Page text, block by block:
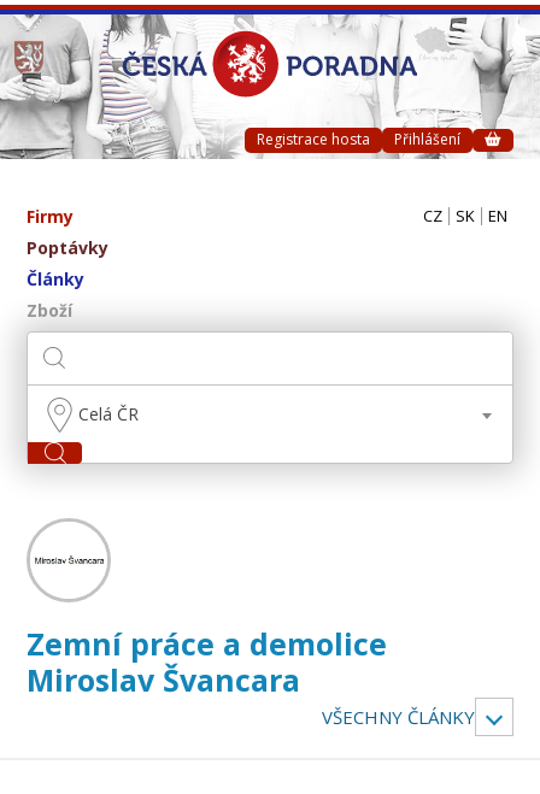
Registrace hosta Přihlášení
Firmy
Poptávky
Články
Zboží
CZ SK EN
Celá ČR
Zemní práce a demolice
Miroslav Švancara
VŠECHNY ČLÁNKY